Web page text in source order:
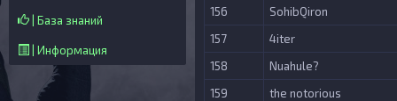
| База знаний
| Информация
156
SohibQiron
157
4iter
158
Nuahule?
159
the notorious